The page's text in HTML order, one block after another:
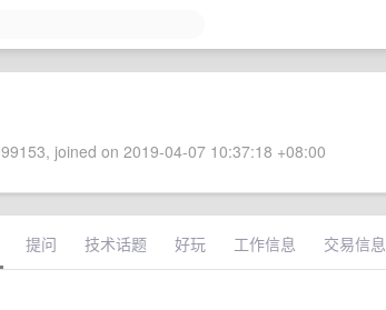
joined on 2019-04-07 10:37:18 +08:00
提问 技术话题 好玩 工作信息 交易信息